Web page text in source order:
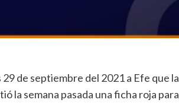
de septiembre del 2021 a Efe que la
la semana pasada una ficha roja para